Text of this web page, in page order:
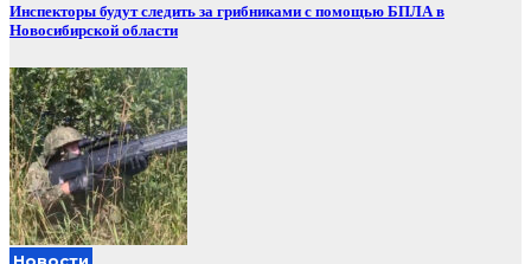
Инспекторы будут следить за грибниками с помощью БПЛА в
Новосибирской области
Новости